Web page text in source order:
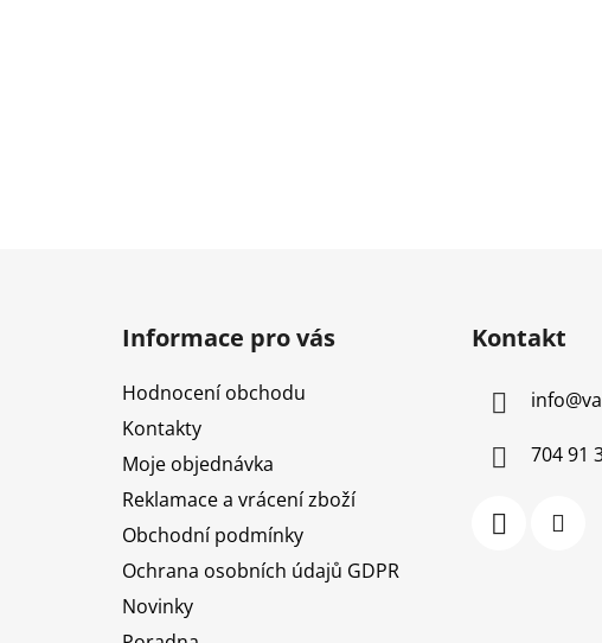
Informace pro vás
Hodnocení obchodu
Kontakty
Moje objednávka
Reklamace a vrácení zboží
Obchodní podmínky
Ochrana osobních údajů GDPR
Novinky
Kontakt
info@
704 91